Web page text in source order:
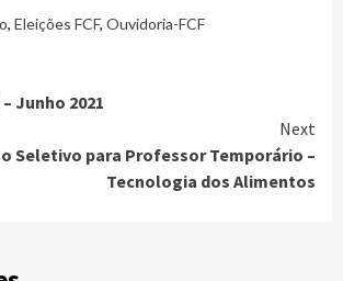
, Eleições FCF, Ouvidoria-FCF
Junho 2021
Next
Seletivo para Professor Temporário –
Tecnologia dos Alimentos